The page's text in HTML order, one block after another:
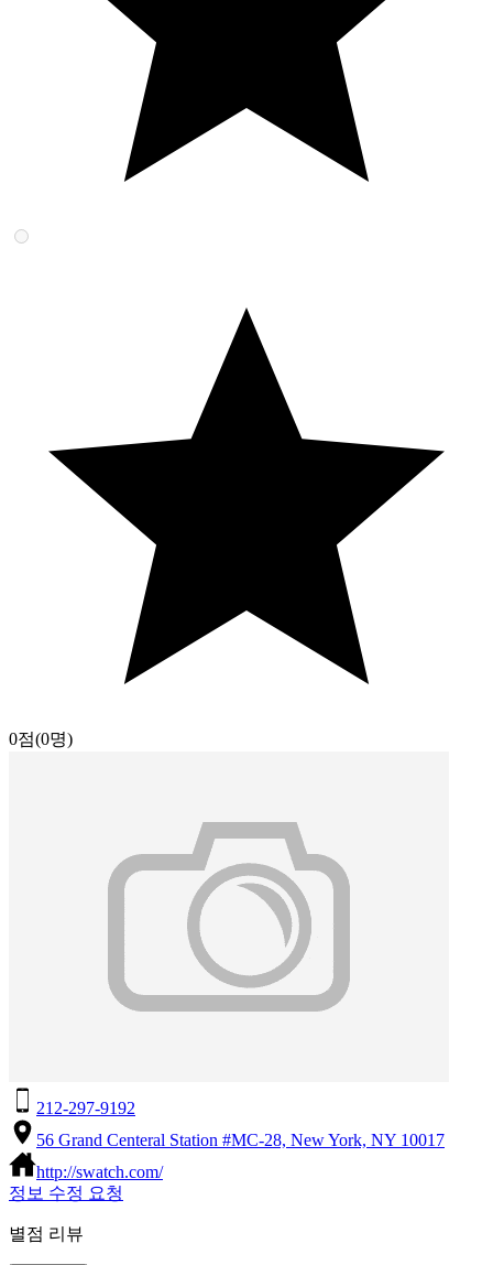
0점(0명)
212-297-9192
56 Grand Centeral Station #MC-28, New York, NY 10017
http://swatch.com/
정보 수정 요청
별점 리뷰